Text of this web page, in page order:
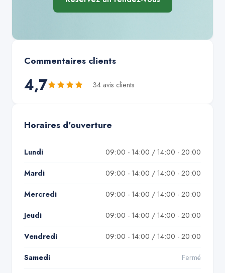
Commentaires clients
4,7 34 avis clients
Horaires d'ouverture
Lundi 09:00 - 14:00 / 14:00 - 20:00
Mardi 09:00 - 14:00 / 14:00 - 20:00
Mercredi 09:00 - 14:00 / 14:00 - 20:00
Jeudi 09:00 - 14:00 / 14:00 - 20:00
Vendredi 09:00 - 14:00 / 14:00 - 20:00
Samedi Fermé